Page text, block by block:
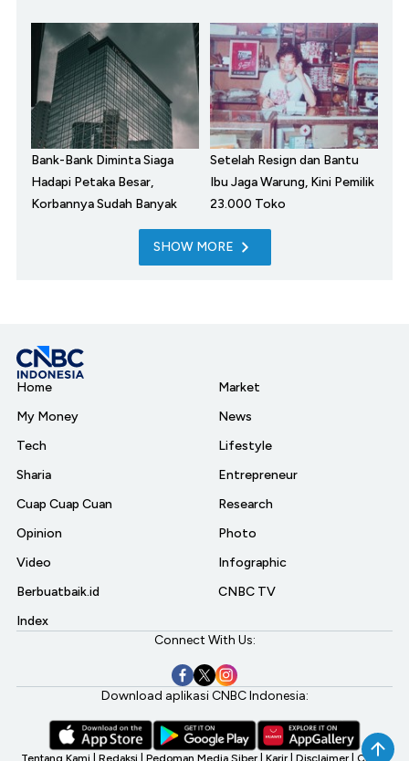
Bank-Bank Diminta Siaga
Hadapi Petaka Besar,
Korbannya Sudah Banyak
Setelah Resign dan Bantu
Ibu Jaga Warung, Kini Pemilik
23.000 Toko
SHOW MORE
Home
My Money
Tech
Sharia
Cuap Cuap Cuan
Opinion
Video
Berbuatbaik.id
Index
Market
News
Lifestyle
Entrepreneur
Research
Photo
Infographic
CNBC TV
Connect With Us:
Download aplikasi CNBC Indonesia: